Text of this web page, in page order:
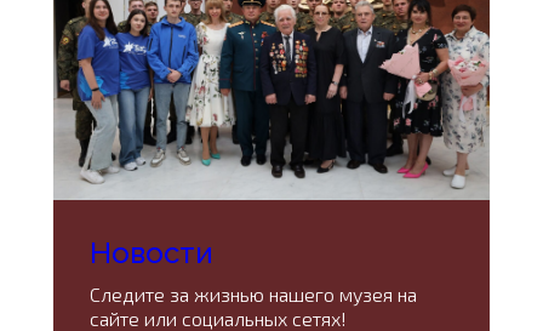
Новости
Следите за жизнью нашего музея на
сайте или социальных сетях!